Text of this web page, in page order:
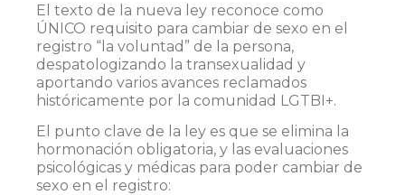
El texto de la nueva ley reconoce como
ÚNICO requisito para cambiar de sexo en el
registro “la voluntad” de la persona,
despatologizando la transexualidad y
aportando varios avances reclamados
históricamente por la comunidad LGTBI+.
El punto clave de la ley es que se elimina la
hormonación obligatoria, y las evaluaciones
psicológicas y médicas para poder cambiar de
sexo en el registro: